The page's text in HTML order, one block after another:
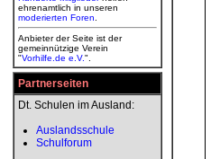
ehrenamtlich in unseren
moderierten Foren
Anbieter der Seite ist der
gemeinnützige Verein
"Vorhilfe.de e.V.".
Partnerseiten
Dt. Schulen im Ausland:
Auslandsschule
Schulforum